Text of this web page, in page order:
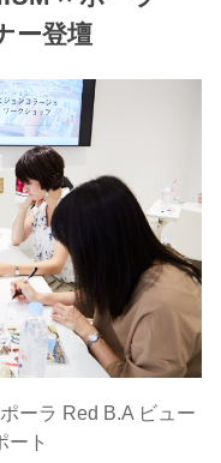
ー登壇
ーラ Red B.A ビュー
ート